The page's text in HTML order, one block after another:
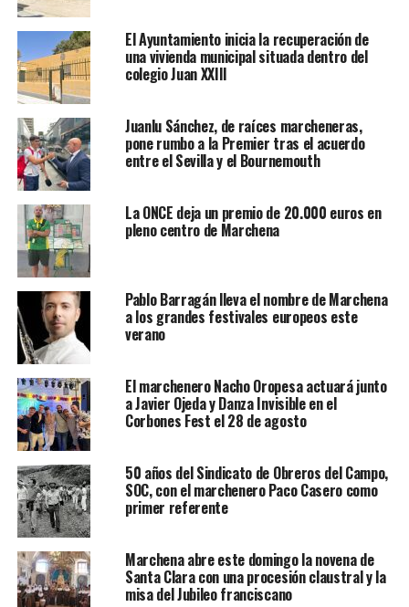
El Ayuntamiento inicia la recuperación de
una vivienda municipal situada dentro del
colegio Juan XXIII
Juanlu Sánchez, de raíces marcheneras,
pone rumbo a la Premier tras el acuerdo
entre el Sevilla y el Bournemouth
La ONCE deja un premio de 20.000 euros en
pleno centro de Marchena
Pablo Barragán lleva el nombre de Marchena
a los grandes festivales europeos este
verano
El marchenero Nacho Oropesa actuará junto
a Javier Ojeda y Danza Invisible en el
Corbones Fest el 28 de agosto
50 años del Sindicato de Obreros del Campo,
SOC, con el marchenero Paco Casero como
primer referente
Marchena abre este domingo la novena de
Santa Clara con una procesión claustral y la
misa del Jubileo franciscano